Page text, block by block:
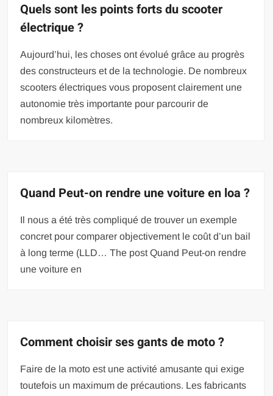
Quels sont les points forts du scooter
électrique ?
Aujourd’hui, les choses ont évolué grâce au progrès
des constructeurs et de la technologie. De nombreux
scooters électriques vous proposent clairement une
autonomie très importante pour parcourir de
nombreux kilomètres.
Quand Peut-on rendre une voiture en loa ?
Il nous a été très compliqué de trouver un exemple
concret pour comparer objectivement le coût d’un bail
à long terme (LLD… The post Quand Peut-on rendre
une voiture en
Comment choisir ses gants de moto ?
Faire de la moto est une activité amusante qui exige
toutefois un maximum de précautions. Les fabricants